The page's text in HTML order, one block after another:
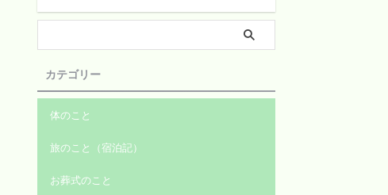
カテゴリー
体のこと
旅のこと（宿泊記）
お葬式のこと